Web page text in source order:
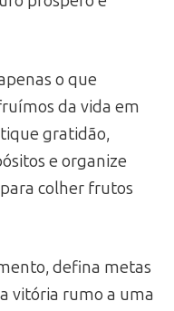
o que
da vida em
gratidão,
e organize
colher frutos
defina metas
vitória rumo a uma